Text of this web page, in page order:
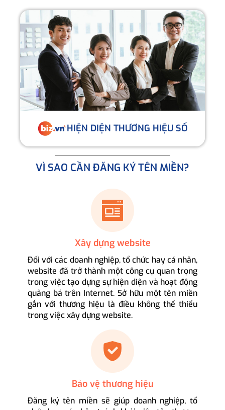
HIỆN DIỆN THƯƠNG HIỆU SỐ
VÌ SAO CẦN ĐĂNG KÝ TÊN MIỀN?
Xây dựng website
Đối với các doanh nghiệp, tổ chức hay cá nhân,
website đã trở thành một công cụ quan trọng
trong việc tạo dựng sự hiện diện và hoạt động
quảng bá trên Internet. Sở hữu một tên miền
gắn với thương hiệu là điều không thể thiếu
trong việc xây dựng website.
Bảo vệ thương hiệu
Đăng ký tên miền sẽ giúp doanh nghiệp, tổ